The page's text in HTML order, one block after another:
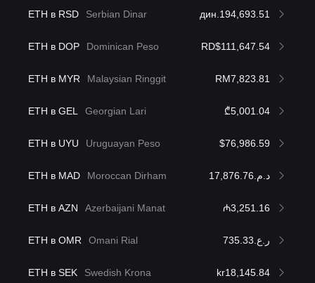
ETH в RSD Serbian Dinar дин.194,693.51
ETH в DOP Dominican Peso RD$111,647.54
ETH в MYR Malaysian Ringgit RM7,823.81
ETH в GEL Georgian Lari ₾5,001.04
ETH в UYU Uruguayan Peso $76,986.59
ETH в MAD Moroccan Dirham د.م.17,876.76
ETH в AZN Azerbaijani Manat ₼3,251.16
ETH в OMR Omani Rial ر.ع.735.33
ETH в SEK Swedish Krona kr18,145.84